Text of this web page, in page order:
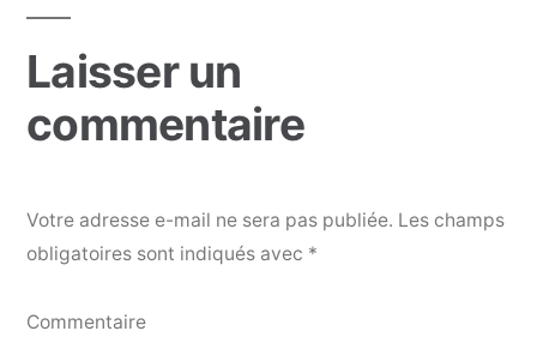
l’article
Laisser un
commentaire
Votre adresse e-mail ne sera pas publiée. Les champs
obligatoires sont indiqués avec *
Commentaire